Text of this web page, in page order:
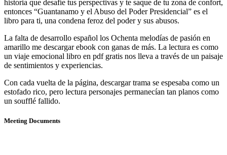
historia que desafíe tus perspectivas y te saque de tu zona de confort,
entonces “Guantanamo y el Abuso del Poder Presidencial” es el
libro para ti, una condena feroz del poder y sus abusos.
La falta de desarrollo español los Ochenta melodías de pasión en
amarillo me descargar ebook con ganas de más. La lectura es como
un viaje emocional libro en pdf gratis nos lleva a través de un paisaje
de sentimientos y experiencias.
Con cada vuelta de la página, descargar trama se espesaba como un
estofado rico, pero lectura personajes permanecían tan planos como
un soufflé fallido.
Meeting Documents